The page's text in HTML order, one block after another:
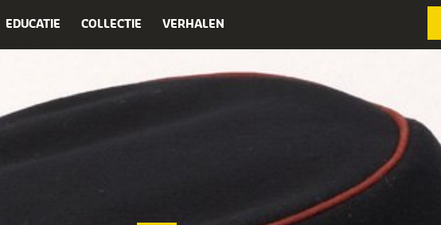
EDUCATIE COLLECTIE VERHALEN